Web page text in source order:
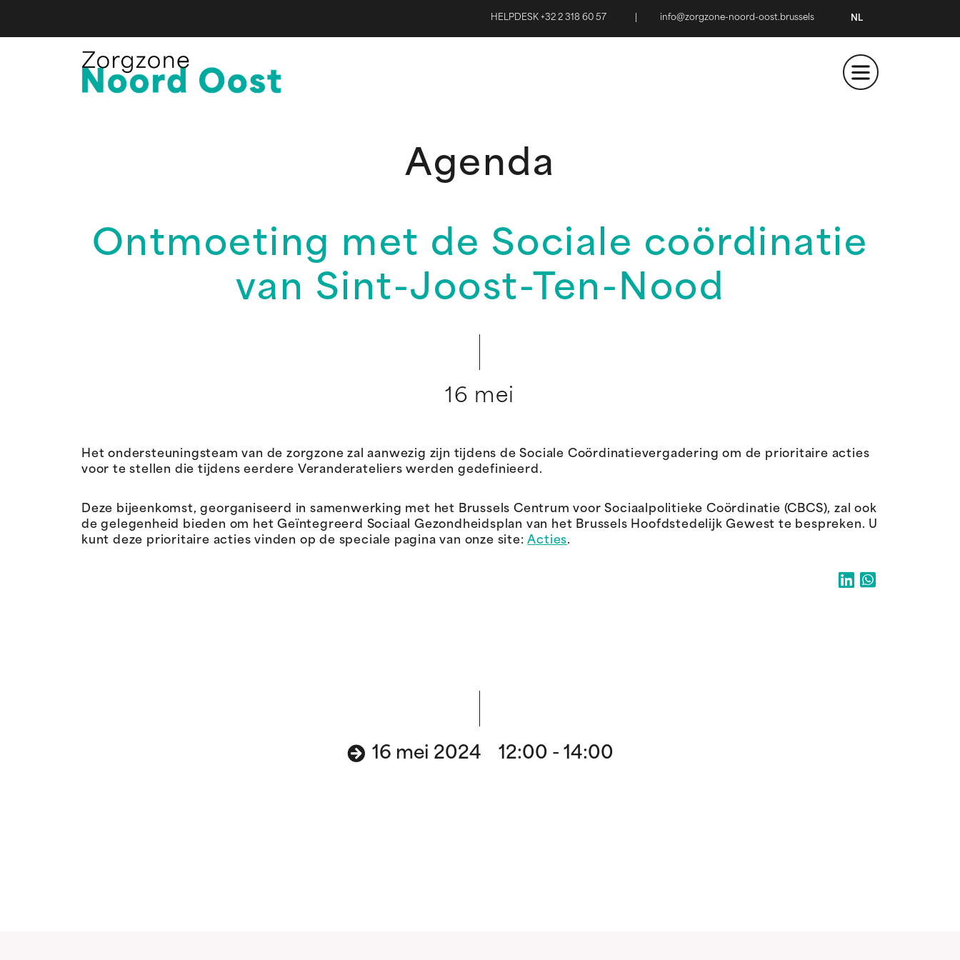
HELPDESK +32 2 318 60 57 info@zorgzone-noord-oost.brussels NL
Agenda
Ontmoeting met de Sociale coördinatie
van Sint-Joost-Ten-Nood
16 mei
Het ondersteuningsteam van de zorgzone zal aanwezig zijn tijdens de Sociale Coördinatievergadering om de prioritaire acties
voor te stellen die tijdens eerdere Veranderateliers werden gedefinieerd.
Deze bijeenkomst, georganiseerd in samenwerking met het Brussels Centrum voor Sociaalpolitieke Coördinatie (CBCS), zal ook
de gelegenheid bieden om het Geïntegreerd Sociaal Gezondheidsplan van het Brussels Hoofdstedelijk Gewest te bespreken. U
kunt deze prioritaire acties vinden op de speciale pagina van onze site:Acties.
16 mei 2024 12:00 - 14:00